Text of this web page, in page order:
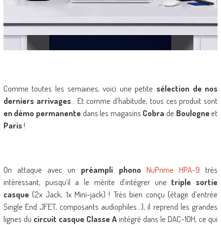
Comme toutes les semaines, voici une petitesélection de nos
derniers arrivages… Et comme d’habitude, tous ces produit sont
en démo permanentedans les magasins Cobra de Boulogneet
Paris!
On attaque avec un préampli phono NuPrime HPA-9 très
intéressant, puisqu’il a le mérite d’intégrer une triple sortie
casque(2x Jack, 1x Mini-jack) ! Très bien conçu (étage d’entrée
Single End JFET, composants audiophiles…), il reprend les grandes
lignes du circuit casque Classe Aintégré dans le DAC-10H, ce qui